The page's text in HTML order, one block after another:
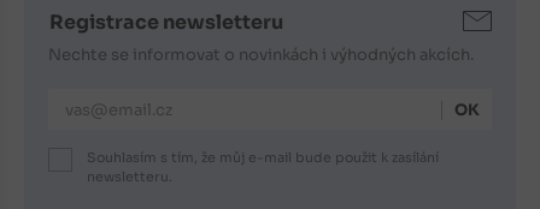
Registrace newsletteru
Nechte se informovat o novinkách i výhodných akcích.
E-mailová adresa
Souhlasím s tím, že můj e-mail bude použit k zasílání
newsletteru.